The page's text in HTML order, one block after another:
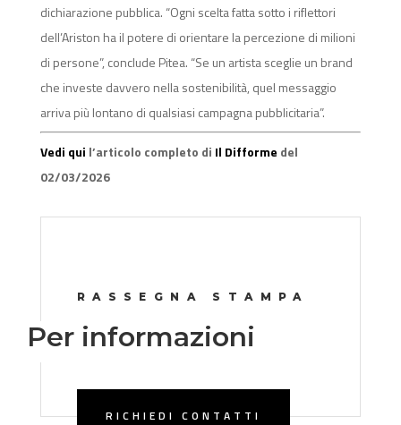
dichiarazione pubblica. “Ogni scelta fatta sotto i riflettori
dell’Ariston ha il potere di orientare la percezione di milioni
di persone”, conclude Pitea. “Se un artista sceglie un brand
che investe davvero nella sostenibilità, quel messaggio
arriva più lontano di qualsiasi campagna pubblicitaria”.
Vedi qui l’articolo completo di Il Difforme del
02/03/2026
RASSEGNA STAMPA
Per informazioni
RICHIEDI CONTATTI